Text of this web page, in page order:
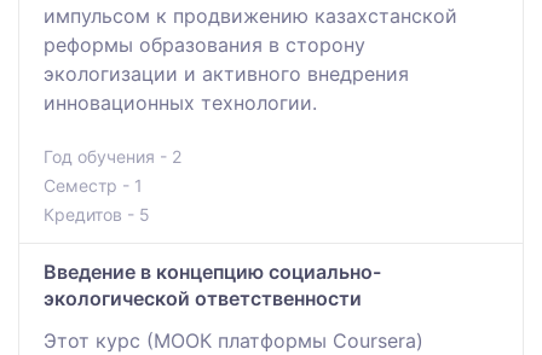
импульсом к продвижению казахстанской
реформы образования в сторону
экологизации и активного внедрения
инновационных технологии.
Год обучения - 2
Семестр - 1
Кредитов - 5
Введение в концепцию социально-
экологической ответственности
Этот курс (МООК платформы Coursera)